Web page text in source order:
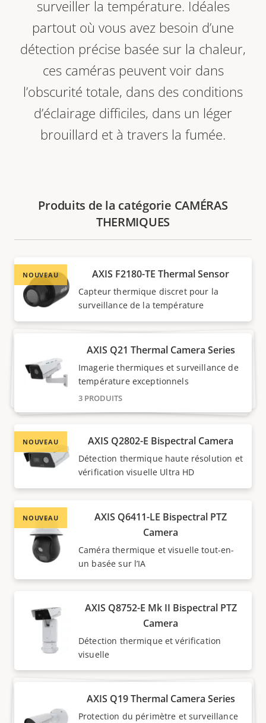
surveiller la température. Idéales
partout où vous avez besoin d’une
détection précise basée sur la chaleur,
ces caméras peuvent voir dans
l’obscurité totale, dans des conditions
d’éclairage difficiles, dans un léger
brouillard et à travers la fumée.
Produits de la catégorie CAMÉRAS
THERMIQUES
NOUVEAU AXIS F2180-TE Thermal Sensor
Capteur thermique discret pour la
surveillance de la température
AXIS Q21 Thermal Camera Series
3 PRODUITS
Imagerie thermiques et surveillance de
température exceptionnels
NOUVEAU AXIS Q2802-E Bispectral Camera
Détection thermique haute résolution et
vérification visuelle Ultra HD
NOUVEAU
AXIS Q6411-LE Bispectral PTZ
Camera
Caméra thermique et visuelle tout-en-
un basée sur l’IA
AXIS Q8752-E Mk II Bispectral PTZ
Camera
Détection thermique et vérification
visuelle
AXIS Q19 Thermal Camera Series
Protection du périmètre et surveillance